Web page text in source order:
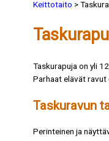
Keittotaito >
Taskurapu
Taskurapuja on yli
Parhaat elävät ravut
Taskuravun
Perinteinen ja